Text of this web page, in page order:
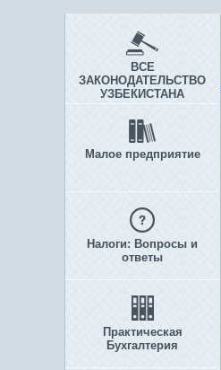
ВСЕ
ЗАКОНОДАТЕЛЬСТВО
УЗБЕКИСТАНА
Малое предприятие
Налоги: Вопросы и
ответы
Практическая
Бухгалтерия